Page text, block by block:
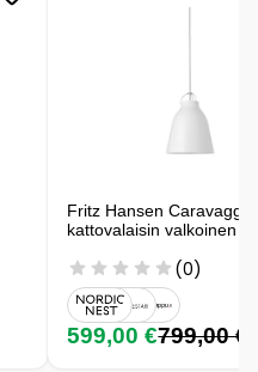
Fritz Hansen
kattovalaisin valkoinen
(0)
599,00 €799,00 €